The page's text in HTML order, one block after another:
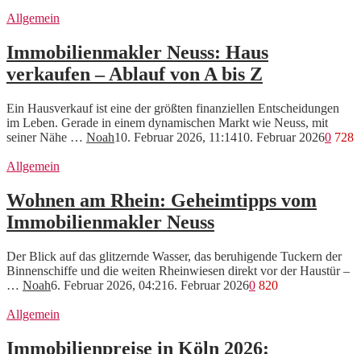
Allgemein
Immobilienmakler Neuss: Haus
verkaufen – Ablauf von A bis Z
Ein Hausverkauf ist eine der größten finanziellen Entscheidungen
im Leben. Gerade in einem dynamischen Markt wie Neuss, mit
seiner Nähe … Noah10. Februar 2026, 11:1410. Februar 20260 728
Allgemein
Wohnen am Rhein: Geheimtipps vom
Immobilienmakler Neuss
Der Blick auf das glitzernde Wasser, das beruhigende Tuckern der
Binnenschiffe und die weiten Rheinwiesen direkt vor der Haustür –
… Noah6. Februar 2026, 04:216. Februar 20260 820
Allgemein
Immobilienpreise in Köln 2026: